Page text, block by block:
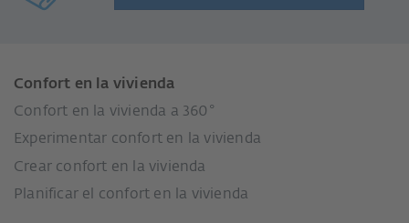
Confort en la vivienda
Confort en la vivienda a 360°
Experimentar confort en la vivienda
Crear confort en la vivienda
Planificar el confort en la vivienda